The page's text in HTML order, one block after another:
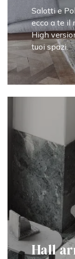
Salotti e
ecco a te il
High
tuoi spazi.
Hall